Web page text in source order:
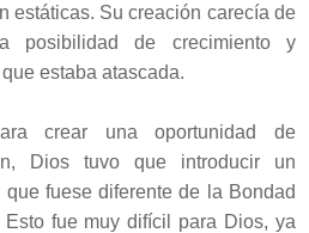
estáticas. Su creación carecía de
posibilidad de crecimiento y
estaba atascada.
crear una oportunidad de
Dios tuvo que introducir un
fuese diferente de la Bondad
fue muy difícil para Dios, ya